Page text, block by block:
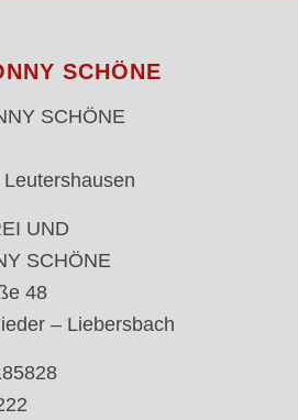
SCHÖNE
SCHÖNE
UND
SCHÖNE
48
– Liebersbach